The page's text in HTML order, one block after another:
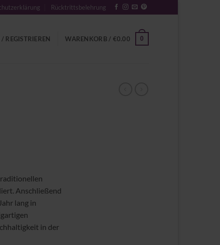
Rücktrittsbelehrung
REGISTRIEREN WARENKORB / €0.00 0
Anschließend
lang in
in der